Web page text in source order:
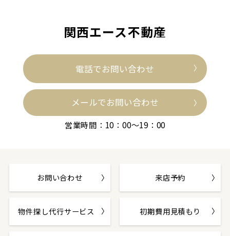
関西エース不動産
電話でお問い合わせ
メールでお問い合わせ
営業時間：10：00～19：00
お問い合わせ 来店予約
物件探し代行サービス 初期費用見積もり